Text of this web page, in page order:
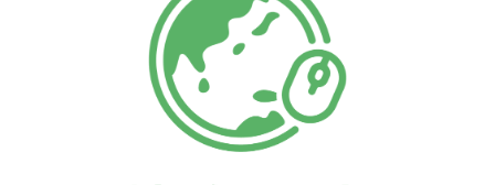
泰國，以及越南。在調查的傳統藥品商場中最常看到熊膽
產品的地方為中國、香港、馬來西亞、緬甸，以及越南，
調查的商場中超過半數均販售熊膽產品。最常見的產品種
類則是整顆的膽囊以及藥錠，這些產品在一半的商場中都
可以找到。國際野生物貿易研究委員會的研究顯示，熊膽
產品在這些地區的交易相當錯綜複雜且強盛。有幾個地區